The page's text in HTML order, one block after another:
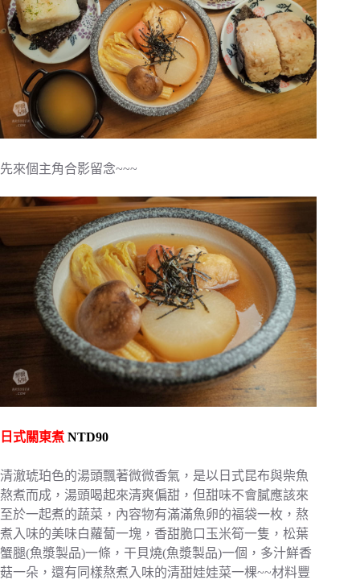
先來個主角合影留念~~~
日式關東煮 NTD90
清澈琥珀色的湯頭飄著微微香氣，是以日式昆布與柴魚
熬煮而成，湯頭喝起來清爽偏甜，但甜味不會膩應該來
至於一起煮的蔬菜，內容物有滿滿魚卵的福袋一枚，熬
煮入味的美味白蘿蔔一塊，香甜脆口玉米筍一隻，松葉
蟹腿(魚漿製品)一條，干貝燒(魚漿製品)一個，多汁鮮香
菇一朵，還有同樣熬煮入味的清甜娃娃菜一棵~~材料豐